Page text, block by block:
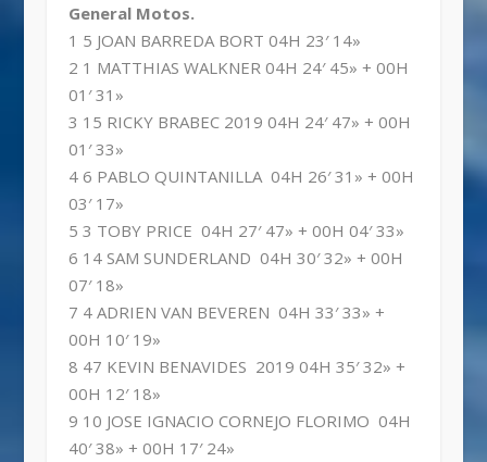
General Motos.
1 5 JOAN BARREDA BORT 04H 23′ 14»
2 1 MATTHIAS WALKNER 04H 24′ 45» + 00H
01′ 31»
3 15 RICKY BRABEC 2019 04H 24′ 47» + 00H
01′ 33»
4 6 PABLO QUINTANILLA 04H 26′ 31» + 00H
03′ 17»
5 3 TOBY PRICE 04H 27′ 47» + 00H 04′ 33»
6 14 SAM SUNDERLAND 04H 30′ 32» + 00H
07′ 18»
7 4 ADRIEN VAN BEVEREN 04H 33′ 33» +
00H 10′ 19»
8 47 KEVIN BENAVIDES 2019 04H 35′ 32» +
00H 12′ 18»
9 10 JOSE IGNACIO CORNEJO FLORIMO 04H
40′ 38» + 00H 17′ 24»